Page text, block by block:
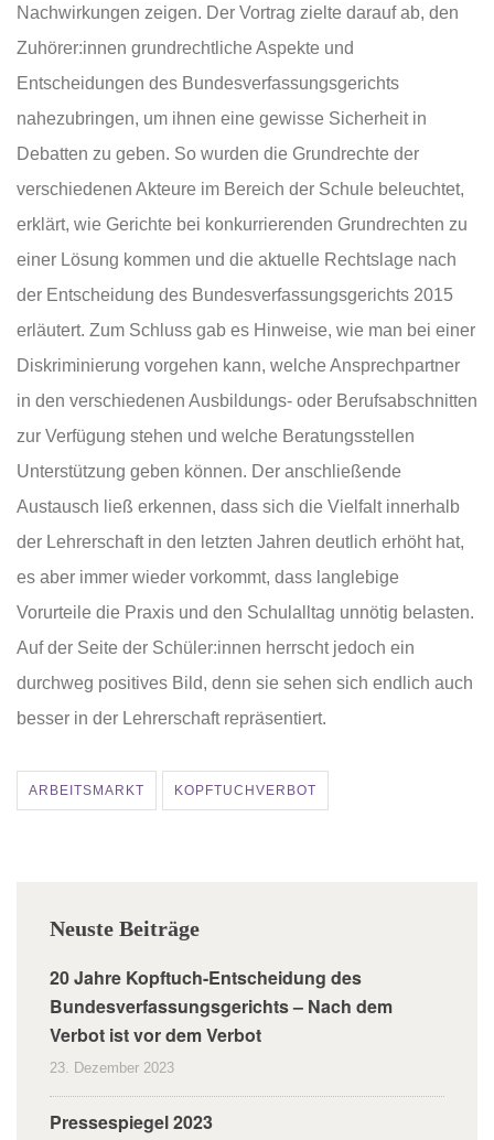
Nachwirkungen zeigen. Der Vortrag zielte darauf ab, den
Zuhörer:innen grundrechtliche Aspekte und
Entscheidungen des Bundesverfassungsgerichts
nahezubringen, um ihnen eine gewisse Sicherheit in
Debatten zu geben. So wurden die Grundrechte der
verschiedenen Akteure im Bereich der Schule beleuchtet,
erklärt, wie Gerichte bei konkurrierenden Grundrechten zu
einer Lösung kommen und die aktuelle Rechtslage nach
der Entscheidung des Bundesverfassungsgerichts 2015
erläutert. Zum Schluss gab es Hinweise, wie man bei einer
Diskriminierung vorgehen kann, welche Ansprechpartner
in den verschiedenen Ausbildungs- oder Berufsabschnitten
zur Verfügung stehen und welche Beratungsstellen
Unterstützung geben können. Der anschließende
Austausch ließ erkennen, dass sich die Vielfalt innerhalb
der Lehrerschaft in den letzten Jahren deutlich erhöht hat,
es aber immer wieder vorkommt, dass langlebige
Vorurteile die Praxis und den Schulalltag unnötig belasten.
Auf der Seite der Schüler:innen herrscht jedoch ein
durchweg positives Bild, denn sie sehen sich endlich auch
besser in der Lehrerschaft repräsentiert.
ARBEITSMARKT KOPFTUCHVERBOT
Neuste Beiträge
20 Jahre Kopftuch-Entscheidung des
Bundesverfassungsgerichts – Nach dem
Verbot ist vor dem Verbot
23. Dezember 2023
Pressespiegel 2023